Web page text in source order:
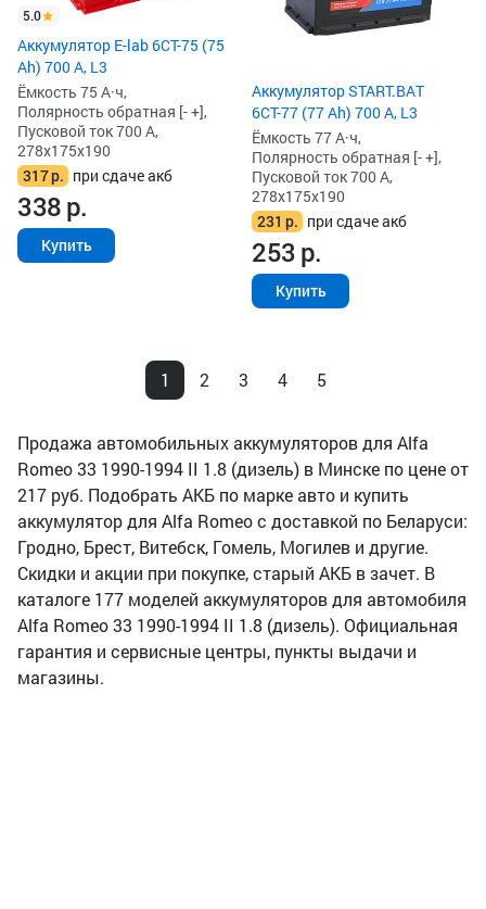
5.0
Аккумулятор E-lab 6СТ-75 (75
Ah) 700 А, L3
Ёмкость 75 А·ч,
Полярность обратная [- +],
Пусковой ток 700 А,
278x175x190
317р. при сдаче акб
338р.
Купить
Аккумулятор START.BAT
6СТ-77 (77 Ah) 700 А, L3
Ёмкость 77 А·ч,
Полярность обратная [- +],
Пусковой ток 700 А,
278x175x190
231 р. при сдаче акб
253р.
Купить
1 2 3 4 5
Продажа автомобильных аккумуляторов для Alfa
Romeo 33 1990-1994 II 1.8 (дизель) в Минске по цене от
217 руб. Подобрать АКБ по марке авто и купить
аккумулятор для Alfa Romeo с доставкой по Беларуси:
Гродно, Брест, Витебск, Гомель, Могилев и другие.
Скидки и акции при покупке, старый АКБ в зачет. В
каталоге 177 моделей аккумуляторов для автомобиля
Alfa Romeo 33 1990-1994 II 1.8 (дизель). Официальная
гарантия и сервисные центры, пункты выдачи и
магазины.